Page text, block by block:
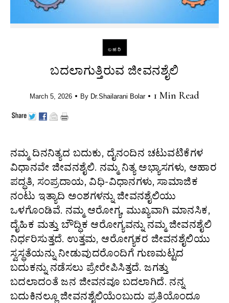
ಲಹರಿ
ಬದಲಾಗುತ್ತಿರುವ ಜೀವನಶೈಲಿ
March 5, 2026 • By Dr.Shailarani Bolar • 1 Min Read
ನಮ್ಮ ದಿನನಿತ್ಯದ ಬದುಕು, ದೈನಂದಿನ ಚಟುವಟಿಕೆಗಳ
ವಿಧಾನವೇ ಜೀವನಶೈಲಿ. ನಮ್ಮ ನಿತ್ಯ ಅಭ್ಯಾಸಗಳು, ಆಹಾರ
ಪದ್ಧತಿ, ಸಂಪ್ರದಾಯ, ವಿಧಿ-ವಿಧಾನಗಳು, ಸಾಮಾಜಿಕ
ನಂಟು ಇತ್ಯಾದಿ ಅಂಶಗಳನ್ನು ಜೀವನಶೈಲಿಯು
ಒಳಗೊಂಡಿವೆ. ನಮ್ಮ ಆರೋಗ್ಯ, ಮುಖ್ಯವಾಗಿ ಮಾನಸಿಕ,
ದೈಹಿಕ ಮತ್ತು ಬೌದ್ಧಿಕ ಆರೋಗ್ಯವನ್ನು ನಮ್ಮ ಜೀವನಶೈಲಿ
ನಿರ್ಧರಿಸುತ್ತದೆ. ಉತ್ತಮ, ಆರೋಗ್ಯಕರ ಜೀವನಶೈಲಿಯು
ಸ್ವಸ್ಥತೆಯನ್ನು ನೀಡುವುದರೊಂದಿಗೆ ಗುಣಮಟ್ಟದ
ಬದುಕನ್ನು ನಡೆಸಲು ಪ್ರೇರೇಪಿಸಿತ್ತದೆ. ಜಗತ್ತು
ಬದಲಾದಂತೆ ಜನ ಜೀವನವೂ ಬದಲಾಗಿದೆ. ನನ್ನ
ಬದುಕಿನಲ್ಲೂ ಜೀವನಶೈಲಿಯೆಂಬುದು ಪ್ರತಿಯೊಂದೂ